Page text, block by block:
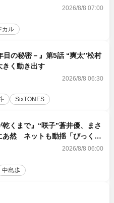
2026/8/8 07:00
カル
目の秘密－』第5話 “爽太”松村
きく動き出す
2026/8/8 06:30
SixTONES
くまで』“咲子”蒼井優、まさ
あ然 ネットも動揺「びっくり
ら?!」（ネタバレあり）
2026/8/8 06:00
中島歩